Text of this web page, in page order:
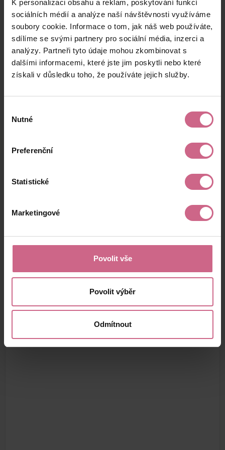
K personalizaci obsahu a reklam, poskytování funkcí
sociálních médií a analýze naší návštěvnosti využíváme
soubory cookie. Informace o tom, jak náš web používáte,
sdílíme se svými partnery pro sociální média, inzerci a
analýzy. Partneři tyto údaje mohou zkombinovat s
dalšími informacemi, které jste jim poskytli nebo které
získali v důsledku toho, že používáte jejich služby.
souhlasu
Nutné
Preferenční
Statistické
Marketingové
Povolit vše
Povolit výběr
Odmítnout
R****
W****
26. 8. 2024
20:53:15
Z****
10 000 Kč
26. 8. 2024
20:39:21
2 500 Kč
D****
S****
100 Kč
26. 8. 2024
20:30:41
25 Kč
keyboard_arrow_left keyboard_arrow_right